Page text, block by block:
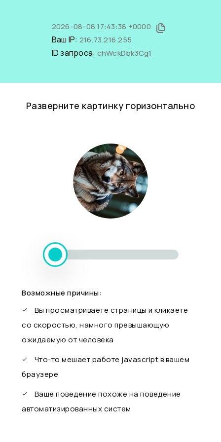
2026-08-08 17:43:38 +0000
Ваш IP: 216.73.216.255
ID запроса: chWckDbk3Cg1
Разверните картинку горизонтально
Возможные причины:
Вы просматриваете страницы и кликаете
со скоростью, намного превышающую
ожидаемую от человека
Что-то мешает работе javascript в вашем
браузере
Ваше поведение похоже на поведение
автоматизированных систем